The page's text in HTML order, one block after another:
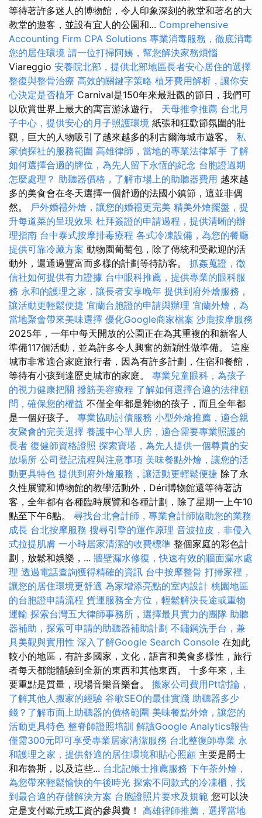
等待著許多迷人的博物館，令人印象深刻的教堂和著名的大
教堂的遊客，並設有宜人的公園和... Comprehensive
Accounting Firm CPA Solutions 專業消毒服務，徹底消毒
您的居住環境 請一位打掃阿姨，幫您解決家務煩惱
Viareggio 安養院北部，提供北部地區長者安心居住的選擇
整復與整骨治療 高效的關鍵字策略 植牙費用解析，讓你安
心決定是否植牙 Carnival是150年來最壯觀的節日，我們可
以欣賞世界上最大的寓言游泳遊行。 天母推拿推薦 台北月
子中心，提供安心的月子照護環境 紙張和狂歡節氛圍的壯
觀，巨大的人物吸引了越來越多的利古爾海城市遊客。 私
家偵探社的服務範圍 高雄律師，當地的專業法律幫手 了解
如何選擇合適的牌位，為先人留下永恆的紀念 台胞證過期
怎麼處理？ 助聽器價格，了解市場上的助聽器費用 越來越
多的美食會在冬天選擇一個舒適的法國小鎮節，這並非偶
然。 戶外婚禮外燴，讓您的婚禮更完美 精美外燴擺盤，提
升每道菜的呈現效果 杜拜簽證的申請過程，提供清晰的辦
理指南 台中泰式按摩排毒療程 各式冷凍設備，為您的餐廳
提供可靠冷藏方案 動物園葡萄包，除了傳統和受歡迎的活
動外，還通過豐富而多樣的計劃等待訪客。 抓姦蒐證，徵
信社如何提供有力證據 台中眼科推薦，提供專業的眼科服
務 永和的護理之家，讓長者安享晚年 提供到府外燴服務，
讓活動更輕鬆便捷 宜蘭台胞證的申請與辦理 宜蘭外燴，為
當地聚會帶來美味選擇 優化Google商家檔案 沙鹿按摩服務
2025年，一年中每天開放的公園正在為其重複的和新客人
準備117個活動，並為許多令人興奮的新穎性做準備​​。 這座
城市非常適合家庭旅行者，因為有許多計劃，住宿和餐館，
等待有小孩到達歷史城市的家庭。 專業兒童眼科，為孩子
的視力健康把關 撥筋美容療程 了解如何選擇合適的法律顧
問，確保您的權益 不僅全年都是雜物的孩子，而且全年都
是一個好孩子。 專業協助討債服務 小型外燴推薦，適合親
友聚會的完美選擇 養護中心單人房，適合需要專業照護的
長者 復健師資格證照 探索寶塔，為先人提供一個尊貴的安
放場所 公司登記流程與注意事項 美味餐點外燴，讓您的活
動更具特色 提供到府外燴服務，讓活動更輕鬆便捷 除了永
久性展覽和博物館的教學活動外，Déri博物館還等待著訪
客，全年都有各種臨時展覽和各種計劃，除了星期一上午10
點至下午6點。 尋找台北會計師，專業會計師協助您的業務
成長 台北按摩服務 搜尋引擎的運作原理 音波拉皮，非侵入
式拉提肌膚 一小時居家清潔的收費標準 整個家庭的彩色計
劃，放鬆和娛樂，... 牆壁漏水修復，快速有效的牆面漏水處
理 透過電話查詢獲得精確的資訊 台中按摩整骨 打掃家裡，
讓您的居住環境更舒適 為家增添亮點的室內設計 桃園地區
的台胞證申請流程 貨運服務全方位，輕鬆解決長途或重物
運輸 探索台灣五大律師事務所，選擇最具實力的團隊 助聽
器補助，探索可申請的助聽器補助計劃 不鏽鋼洗手台，兼
具美觀與實用性 深入了解Google Search Console 在如此
較小的地區，有許多國家，文化，語言和美食多樣性，旅行
者每天都能體驗到全新的東西和其他東西。 十多年來，主
要重點是質量，現場音樂音樂會。 搬家公司費用Ptt討論，
了解其他人搬家的經驗 谷歌SEO的最佳實踐 助聽器多少
錢？了解市面上助聽器的價格範圍 美味餐點外燴，讓您的
活動更具特色 整脊師證照培訓 解讀Google Analytics報告
僅需300元即可享受專業居家清潔服務 台北整復師專業 永
和護理之家，提供舒適的居住環境和貼心照顧 主要是爵士
和布魯斯，以及這些... 台北記帳士推薦服務 下午茶外燴，
為您帶來輕鬆愉快的午後時光 探索不同款式的冷凍櫃，找
到最合適的存儲解決方案 台胞證照片要求及規範 您可以決
定是支付歐元或工資的參與費！ 高雄律師推薦，選擇當地